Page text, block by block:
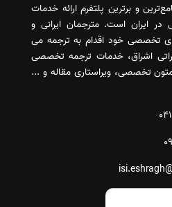
و برترین پلتفرم ارائه خدمات
در ایران است. مترجمان ایرانی و
تخصصی خود اقدام به ترجمه می
اشراق، خدمات ترجمه تخصصی
تخصصی، ویراستاری مقاله و ...